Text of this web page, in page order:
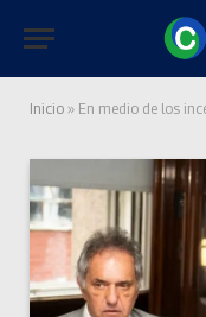
Inicio » En medio de los incendios